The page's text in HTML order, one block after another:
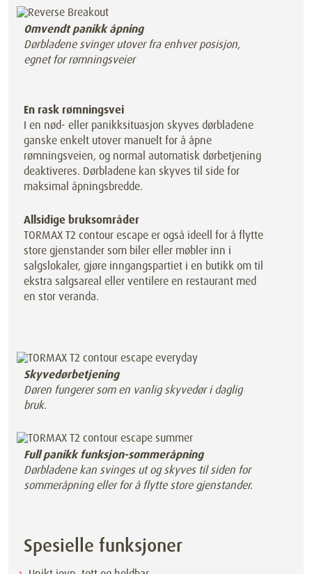
Omvendt panikk åpning
Dørbladene svinger utover fra enhver posisjon,
egnet for rømningsveier
En rask rømningsvei
I en nød- eller panikksituasjon skyves dørbladene
ganske enkelt utover manuelt for å åpne
rømningsveien, og normal automatisk dørbetjening
deaktiveres. Dørbladene kan skyves til side for
maksimal åpningsbredde.
Allsidige bruksområder
TORMAX T2 contour escape er også ideell for å flytte
store gjenstander som biler eller møbler inn i
salgslokaler, gjøre inngangspartiet i en butikk om til
ekstra salgsareal eller ventilere en restaurant med
en stor veranda.
Skyvedørbetjening
Døren fungerer som en vanlig skyvedør i daglig
bruk.
Full panikk funksjon-sommeråpning
Dørbladene kan svinges ut og skyves til siden for
sommeråpning eller for å flytte store gjenstander.
Spesielle funksjoner